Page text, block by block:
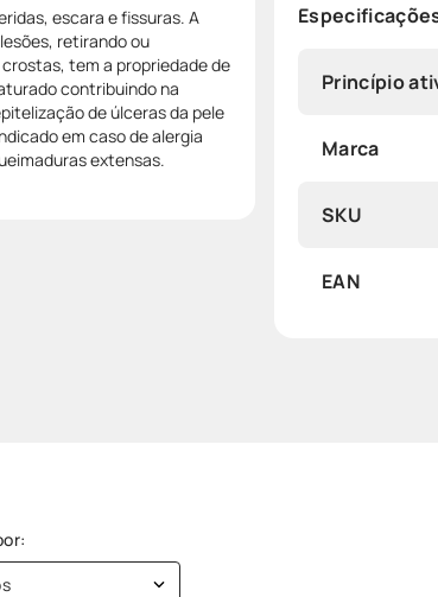
escara e fissuras. A
retirando ou
tem a propriedade de
contribuindo na
de úlceras da pele
em caso de alergia
extensas.
Princípio
Marca
SKU
EAN